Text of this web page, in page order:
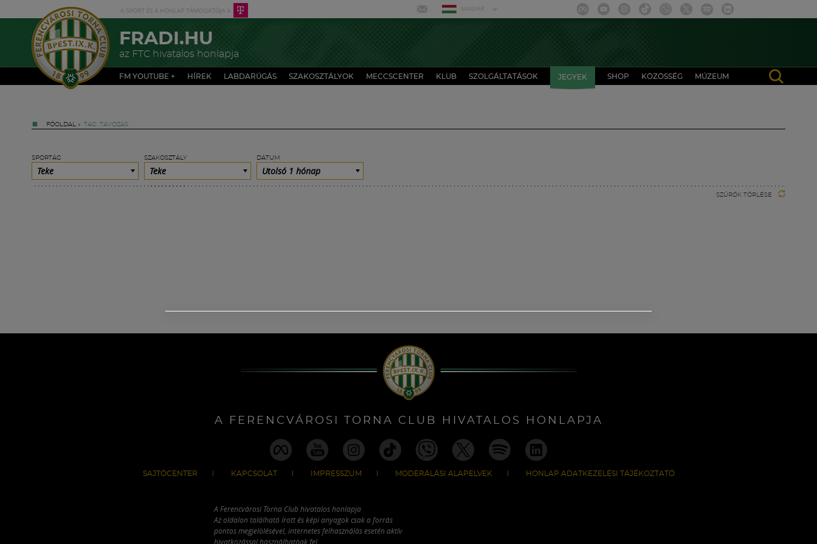
MAGYAR
FRADI.HU
az FTC hivatalos honlapja
FM YOUTUBE + HÍREK LABDARÚGÁS SZAKOSZTÁLYOK MECCSCENTER KLUB SZOLGÁLTATÁSOK JEGYEK SHOP KÖZÖSSÉG MÚZEUM
FŐOLDAL » TAG: TÁVOZÁS
SPORTÁG
Teke
SZAKOSZTÁLY
Teke
DÁTUM
Utolsó 1 hónap
SZŰRŐK TÖRLÉSE
A FERENCVÁROSI TORNA CLUB HIVATALOS HONLAPJA
SAJTÓCENTER KAPCSOLAT IMPRESSZUM MODERÁLÁSI ALAPELVEK HONLAP ADATKEZELÉSI TÁJÉKOZTATÓ
A Ferencvárosi Torna Club hivatalos honlapja
Az oldalon található írott és képi anyagok csak a forrás
pontos megjelölésével, internetes felhasználás esetén aktív
hivatkozással használhatóak fel.